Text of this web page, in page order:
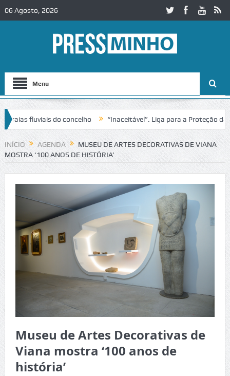
06 Agosto, 2026
Menu
do concelho “Inaceitável”. Liga para a Proteção da
no IC2 em Alcobaça Igreja do Castelo de Cerveira
INÍCIO AGENDA
MUSEU DE ARTES DECORATIVAS DE VIANA
MOSTRA ‘100 ANOS DE HISTÓRIA’
Museu de Artes Decorativas de
Viana mostra ‘100 anos de
história’